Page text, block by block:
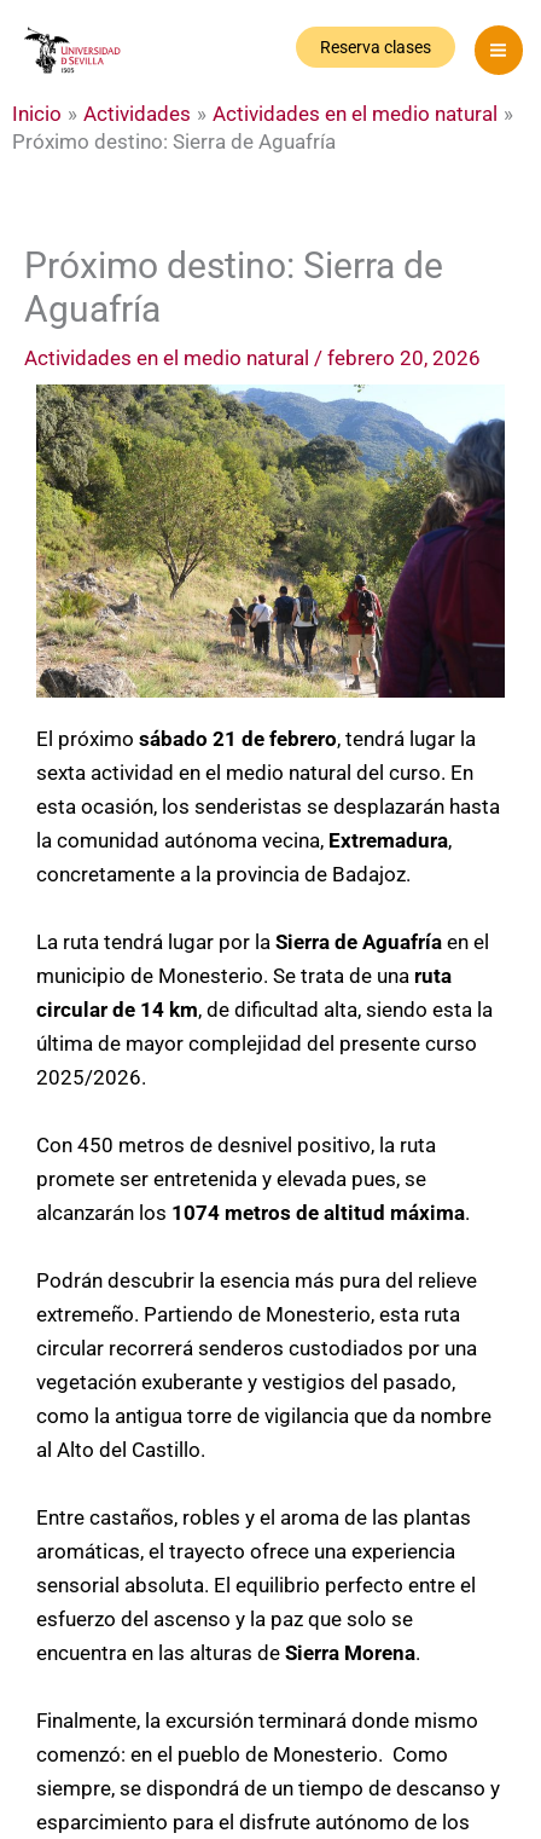
Reserva clases
Inicio Actividades
Actividades en el medio natural
Próximo destino: Sierra de Aguafría
Próximo destino: Sierra de
Aguafría
Actividades en el medio natural / febrero 20, 2026
El próximo sábado 21 de febrero, tendrá lugar la
sexta actividad en el medio natural del curso. En
esta ocasión, los senderistas se desplazarán hasta
la comunidad autónoma vecina, Extremadura,
concretamente a la provincia de Badajoz.
La ruta tendrá lugar por la Sierra de Aguafría en el
municipio de Monesterio. Se trata de una ruta
circular de 14 km, de dificultad alta, siendo esta la
última de mayor complejidad del presente curso
2025/2026.
Con 450 metros de desnivel positivo, la ruta
promete ser entretenida y elevada pues, se
alcanzarán los 1074 metros de altitud máxima.
Podrán descubrir la esencia más pura del relieve
extremeño. Partiendo de Monesterio, esta ruta
circular recorrerá senderos custodiados por una
vegetación exuberante y vestigios del pasado,
como la antigua torre de vigilancia que da nombre
al Alto del Castillo.
Entre castaños, robles y el aroma de las plantas
aromáticas, el trayecto ofrece una experiencia
sensorial absoluta. El equilibrio perfecto entre el
esfuerzo del ascenso y la paz que solo se
encuentra en las alturas de Sierra Morena.
Finalmente, la excursión terminará donde mismo
comenzó: en el pueblo de Monesterio. Como
siempre, se dispondrá de un tiempo de descanso y
esparcimiento para el disfrute autónomo de los